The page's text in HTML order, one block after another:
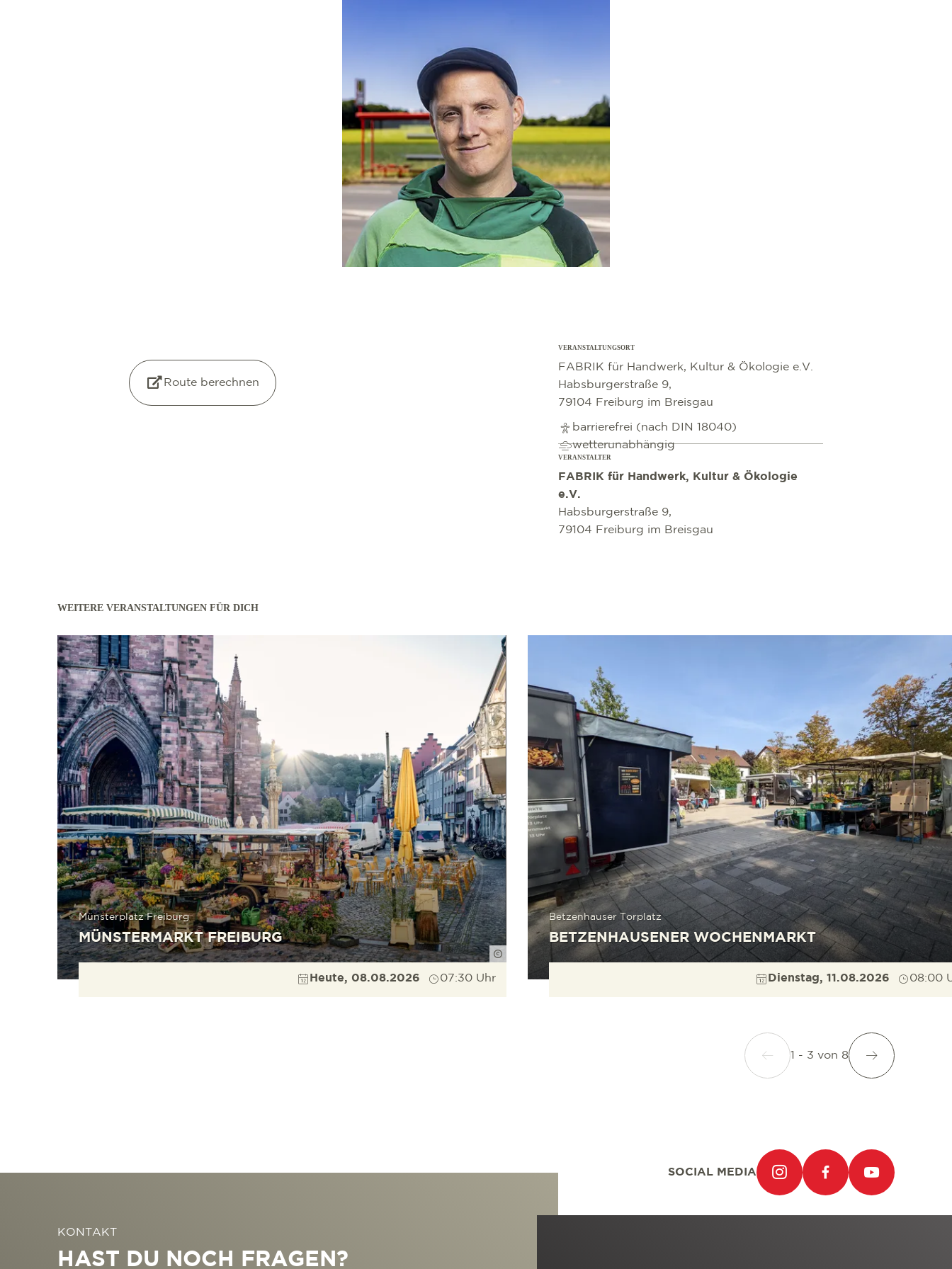
Route berechnen
VERANSTALTUNGSORT
FABRIK für Handwerk, Kultur & Ökologie e.V.
Habsburgerstraße 9,
79104 Freiburg im Breisgau
barrierefrei (nach DIN 18040)
wetterunabhängig
VERANSTALTER
FABRIK für Handwerk, Kultur & Ökologie
e.V.
Habsburgerstraße 9,
79104 Freiburg im Breisgau
WEITERE VERANSTALTUNGEN FÜR DICH
Münsterplatz Freiburg
MÜNSTERMARKT FREIBURG
Heute, 08.08.2026 07:30 Uhr
mehr erfahren
Betzenhauser Torplatz
BETZENHAUSENER WOCHENMARKT
Dienstag, 11.08.2026 08:00
1 - 3 von 8
SOCIAL MEDIA
KONTAKT
HAST DU NOCH FRAGEN?